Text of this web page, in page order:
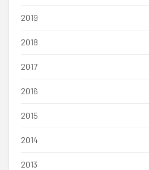
2019
2018
2017
2016
2015
2014
2013